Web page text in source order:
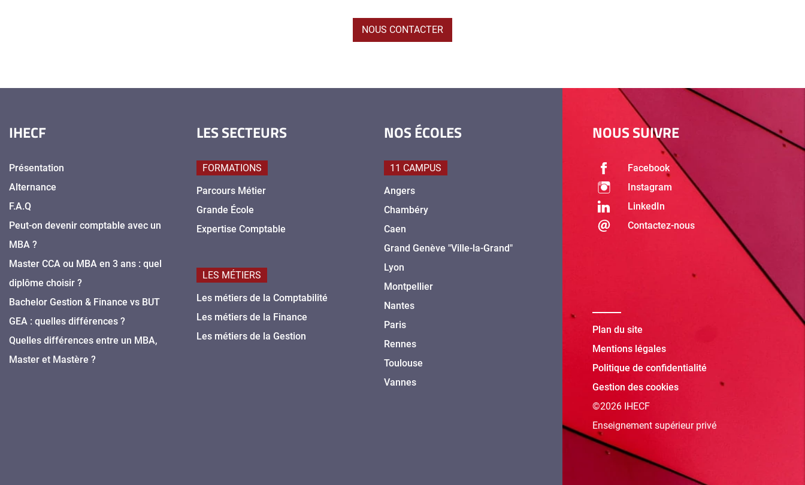
NOUS CONTACTER
IHECF
Présentation
Alternance
F.A.Q
Peut-on devenir comptable avec un
MBA ?
Master CCA ou MBA en 3 ans : quel
diplôme choisir ?
Bachelor Gestion & Finance vs BUT
GEA : quelles différences ?
Quelles différences entre un MBA,
Master et Mastère ?
LES SECTEURS
FORMATIONS
Parcours Métier
Grande École
Expertise Comptable
LES MÉTIERS
Les métiers de la Comptabilité
Les métiers de la Finance
Les métiers de la Gestion
NOS ÉCOLES
11 CAMPUS
Angers
Chambéry
Caen
Grand Genève "Ville-la-Grand"
Lyon
Montpellier
Nantes
Paris
Rennes
Toulouse
Vannes
NOUS SUIVRE
Facebook
Instagram
LinkedIn
Contactez-nous
Plan du site
Mentions légales
Politique de confidentialité
Gestion des cookies
©2026 IHECF
Enseignement supérieur privé